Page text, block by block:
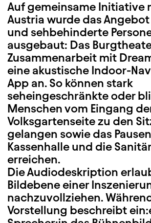
Auf gemeinsame Initiative
Austria wurde das
und sehbehinderte
ausgebaut: Das
Zusammenarbeit mit
eine akustische Indoor-
App an. So können stark
seheingeschränkte oder
Menschen vom Eingang
Volksgartenseite zu den
gelangen sowie das
Kassenhalle und die
erreichen.
Die Audiodeskription
Bildebene einer
nachzuvollziehen.
Vorstellung beschreibt